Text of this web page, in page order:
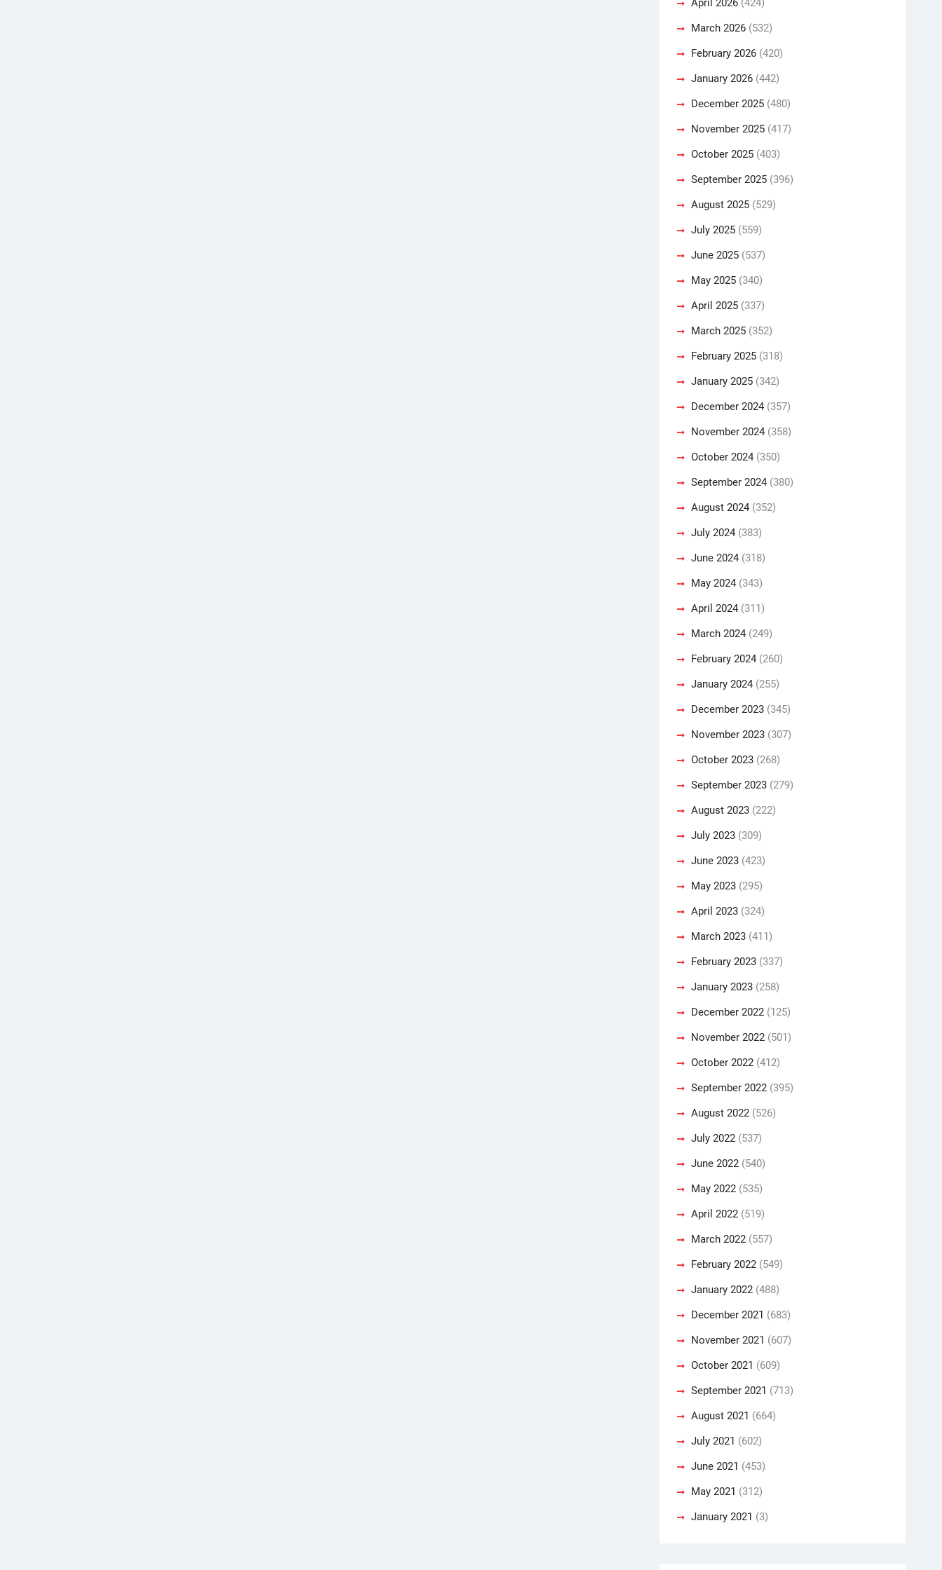
April 2026 (424)
March 2026 (532)
February 2026 (420)
January 2026 (442)
December 2025 (480)
November 2025 (417)
October 2025 (403)
September 2025 (396)
August 2025 (529)
July 2025 (559)
June 2025 (537)
May 2025 (340)
April 2025 (337)
March 2025 (352)
February 2025 (318)
January 2025 (342)
December 2024 (357)
November 2024 (358)
October 2024 (350)
September 2024 (380)
August 2024 (352)
July 2024 (383)
June 2024 (318)
May 2024 (343)
April 2024 (311)
March 2024 (249)
February 2024 (260)
January 2024 (255)
December 2023 (345)
November 2023 (307)
October 2023 (268)
September 2023 (279)
August 2023 (222)
July 2023 (309)
June 2023 (423)
May 2023 (295)
April 2023 (324)
March 2023 (411)
February 2023 (337)
January 2023 (258)
December 2022 (125)
November 2022 (501)
October 2022 (412)
September 2022 (395)
August 2022 (526)
July 2022 (537)
June 2022 (540)
May 2022 (535)
April 2022 (519)
March 2022 (557)
February 2022 (549)
January 2022 (488)
December 2021 (683)
November 2021 (607)
October 2021 (609)
September 2021 (713)
August 2021 (664)
July 2021 (602)
June 2021 (453)
May 2021 (312)
January 2021 (3)